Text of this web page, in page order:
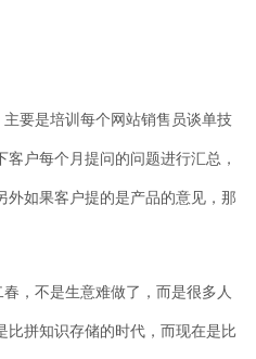
要是培训每个网站销售员谈单技
户每个月提问的问题进行汇总，
外如果客户提的是产品的意见，那
，不是生意难做了，而是很多人
比拼知识存储的时代，而现在是比